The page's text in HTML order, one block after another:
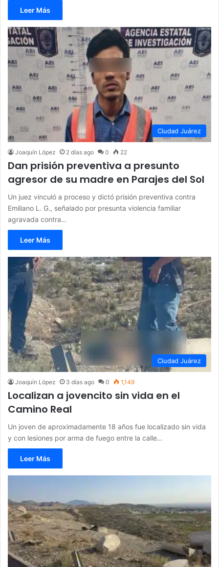
Leer Más
Ciudad Juárez
Joaquín López 2 días ago 0 22
Dan prisión preventiva a presunto
agresor de su madre en Parajes del Sol
Un juez vinculó a proceso y dictó prisión preventiva contra
Emiliano L. G., señalado por presunta violencia familiar
agravada contra…
Leer Más
Ciudad Juárez
Joaquín López 3 días ago 0 1,149
Localizan a jovencito sin vida en el
Camino Real
Un joven de aproximadamente 18 años fue localizado sin vida
y con lesiones por arma de fuego entre la calle…
Leer Más